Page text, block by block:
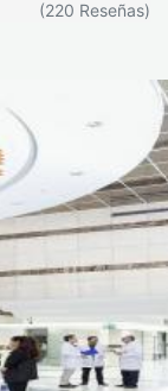
(220 Reseñas)